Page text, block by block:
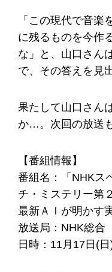
「この現代で音楽
に残るものを今作
な」と、山口さん
で、その答えを見
果たして山口さん
か…。次回の放送
【番組情報】
番組名：「NHKス
チ・ミステリー第
最新ＡＩが明かす
放送局：NHK総合
日時：11月17日(